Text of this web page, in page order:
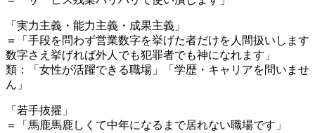
「実力主義・能力主義・成果主義」
＝「手段を問わず営業数字を挙げた者だけを人間扱いします
数字さえ挙げれば外人でも犯罪者でも神になれます」
類：「女性が活躍できる職場」「学歴・キャリアを問いませ
ん」
「若手抜擢」
＝「馬鹿馬鹿しくて中年になるまで居れない職場です」